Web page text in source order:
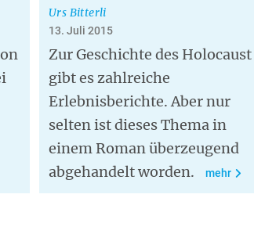
Urs Bitterli
13. Juli 2015
Zur Geschichte des Holocaust
gibt es zahlreiche
Erlebnisberichte. Aber nur
selten ist dieses Thema in
einem Roman überzeugend
abgehandelt worden.
mehr